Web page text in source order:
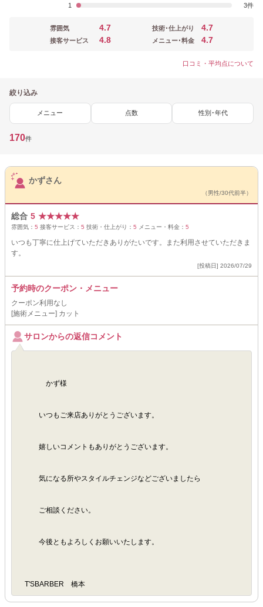
1
3
雰囲気 4.7
接客サービス 4.8
技術･仕上がり 4.7
メニュー･料金 4.7
口コミ・平均点について
絞り込み
メニュー 点数 性別･年代
170件
サロンPick Up
かずさん
（男性/30代前半）
総合 5 ★★★★★
雰囲気： 5 接客サービス： 5 技術・仕上がり： 5 メニュー・料金： 5
いつも丁寧に仕上げていただきありがたいです。また利用させていただきま
す。
[投稿日] 2026/07/29
予約時のクーポン・メニュー
クーポン利用なし
[施術メニュー] カット
サロンからの返信コメント
かず様
いつもご来店ありがとうございます。
嬉しいコメントもありがとうございます。
気になる所やスタイルチェンジなどございましたら
ご相談ください。
今後ともよろしくお願いいたします。
T'SBARBER 橋本